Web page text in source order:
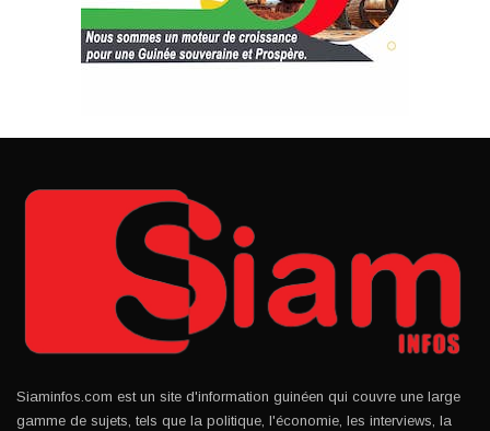
Siaminfos.com est un site d'information guinéen qui couvre une large
gamme de sujets, tels que la politique, l'économie, les interviews, la